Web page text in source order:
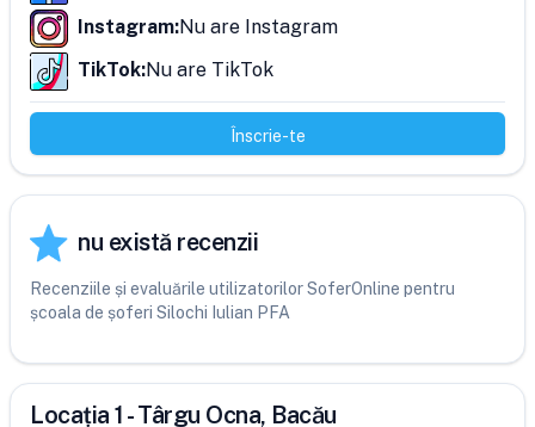
Instagram:Nu are Instagram
TikTok:Nu are TikTok
Înscrie-te
nu există recenzii
Recenziile și evaluările utilizatorilor SoferOnline pentru
școala de șoferi Silochi Iulian PFA
Locația 1 - Târgu Ocna, Bacău